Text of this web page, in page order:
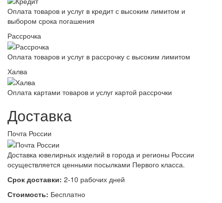
Оплата товаров и услуг в кредит с высоким лимитом и
выбором срока погашения
Рассрочка
Оплата товаров и услуг в рассрочку с высоким лимитом
Халва
Оплата картами товаров и услуг картой рассрочки
Доставка
Почта России
Доставка ювелирных изделий в города и регионы России
осуществляется ценными посылками Первого класса.
Срок доставки: 2-10 рабочих дней
Стоимость: Бесплатно